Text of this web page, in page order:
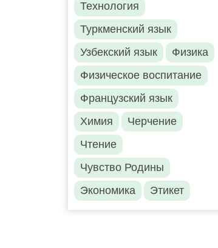
Технология
Туркменский язык
Узбекский язык
Физика
Физическое воспитание
Французский язык
Химия
Черчение
Чтение
Чувство Родины
Экономика
Этикет